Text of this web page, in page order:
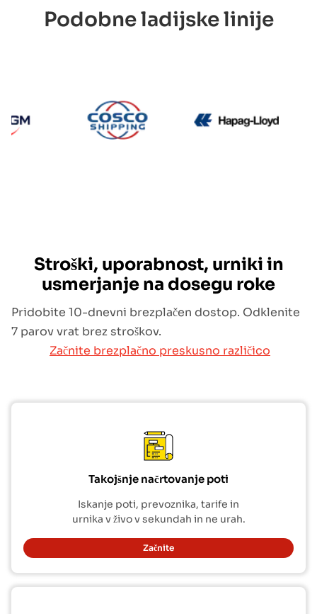
Podobne ladijske linije
Stroški, uporabnost, urniki in
usmerjanje na dosegu roke
Pridobite 10-dnevni brezplačen dostop. Odklenite
7 parov vrat brez stroškov.
Začnite brezplačno preskusno različico
Takojšnje načrtovanje poti
Iskanje poti, prevoznika, tarife in
urnika v živo v sekundah in ne urah.
Začnite